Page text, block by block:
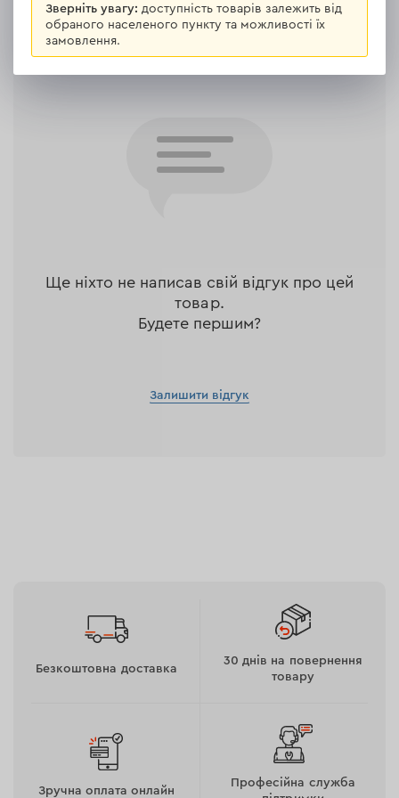
Відгуки
Ще ніхто не написав свій відгук про цей
товар.
Будете першим?
Залишити відгук
Безкоштовна доставка
30 днів на повернення
товару
Зручна оплата онлайн
Професійна служба
Зверніть увагу: доступність товарів залежить від
обраного населеного пункту та можливості їх
замовлення.